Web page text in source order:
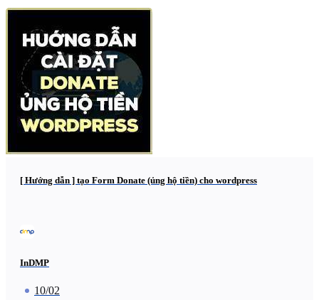
[ Hướng dẫn ] tạo Form Donate (ủng hộ tiền) cho wordpress
InDMP
10/02